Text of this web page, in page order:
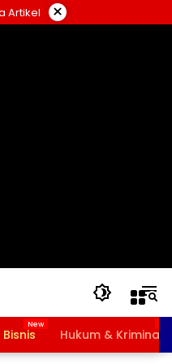
Artikel ×
Hukum & Kriminal
PKH dan BPNT